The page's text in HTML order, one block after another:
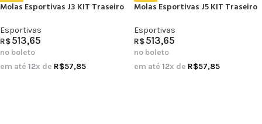
Molas Esportivas J3 KIT Traseiro
Esportivas
R$513,65
no boleto
em até 12x de R$57,85
Molas Esportivas J5 KIT Traseiro
Esportivas
R$513,65
no boleto
em até 12x de R$57,85